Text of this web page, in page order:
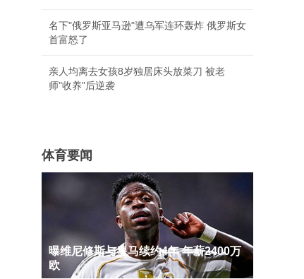
名下"俄罗斯亚马逊"遭乌军连环轰炸 俄罗斯女
首富怒了
亲人均离去女孩8岁独居床头放菜刀 被老
师"收养"后逆袭
体育要闻
曝维尼修斯与皇马续约4年 年薪2400万
欧